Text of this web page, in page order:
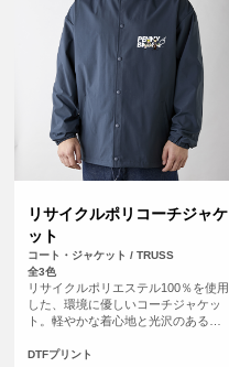
リサイクルポリコーチジャケ
ット
コート・ジャケット / TRUSS
全3色
リサイクルポリエステル100％を使用
した、環境に優しいコーチジャケッ
ト。軽やかな着心地と光沢のある素
マッチします。胸元や背面へのオリ
DTFプリント